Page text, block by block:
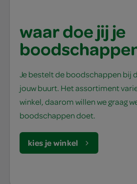
waar doe jij je
Je bestelt de boodschappen bij
jouw buurt. Het assortiment
winkel, daarom willen we graag
boodschappen doet.
kies je winkel